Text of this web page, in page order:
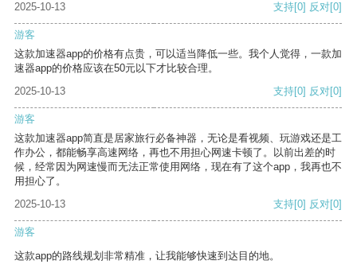
2025-10-13 支持[0] 反对[0]
游客
这款加速器app的价格有点贵，可以适当降低一些。我个人觉得，一款加
速器app的价格应该在50元以下才比较合理。
2025-10-13
支持[0] 反对[0]
游客
这款加速器app简直是居家旅行必备神器，无论是看视频、玩游戏还是工
作办公，都能畅享高速网络，再也不用担心网速卡顿了。以前出差的时
候，经常因为网速慢而无法正常使用网络，现在有了这个app，我再也不
用担心了。
2025-10-13
支持[0] 反对[0]
游客
这款app的路线规划非常精准，让我能够快速到达目的地。